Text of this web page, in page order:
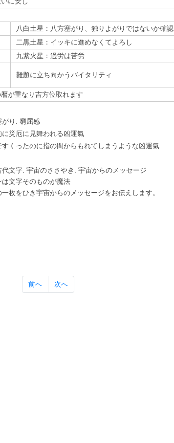
八白土星：八方塞がり、独りよがりではないか確認
二黒土星：イッキに進めなくてよろし
九紫火星：過労は苦労
難題に立ち向かうバイタリティ
が重なり吉方位取れます
がり. 窮屈感
に災厄に⾒舞われる凶運氣
すくったのに指の間からもれてしまうような凶運氣
代⽂字. 宇宙のささやき. 宇宙からのメッセージ
は⽂字そのものが魔法
枚をひき宇宙からのメッセージをお伝えします。
前へ 次へ